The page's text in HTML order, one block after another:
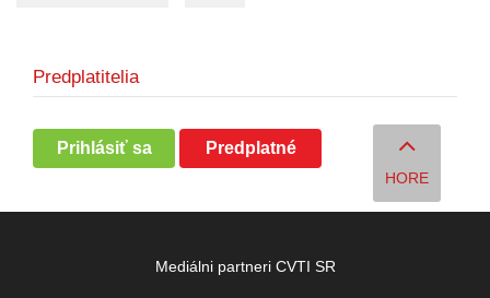
Predplatitelia
Prihlásiť sa Predplatné
HORE
Mediálni partneri CVTI SR